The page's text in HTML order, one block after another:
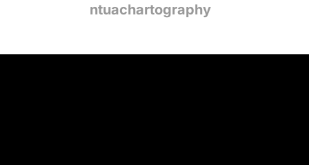
ntuachartography